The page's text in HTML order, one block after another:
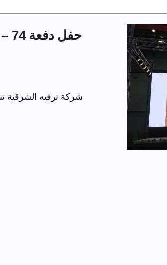
حفل دفعة 74 – اليوبيل الذهبي بجامعة الملك فهد للبترول والمعادن